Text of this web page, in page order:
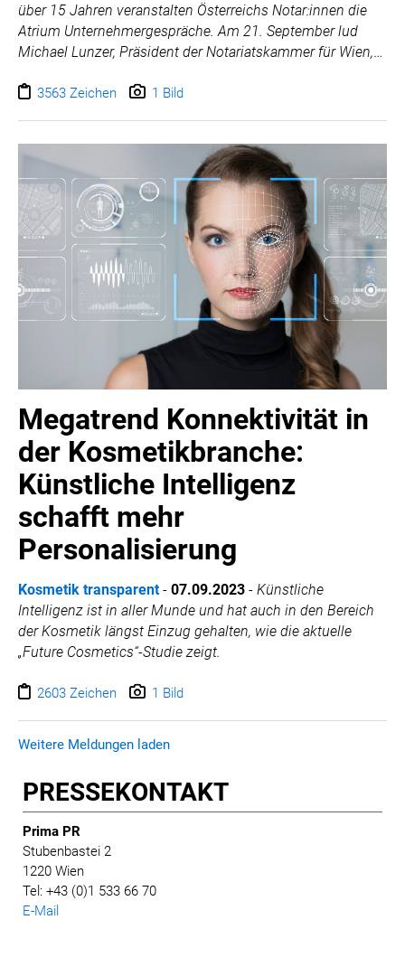
über 15 Jahren veranstalten Österreichs Notar:innen die
Atrium Unternehmergespräche. Am 21. September lud
Michael Lunzer, Präsident der Notariatskammer für Wien,
Scheiblhofer in Andau. Das Thema der Veranstaltung mit
Unternehmensgründung bis zur Übergabe.
3563 Zeichen 1 Bild
Megatrend Konnektivität in
der Kosmetikbranche:
Künstliche Intelligenz
schafft mehr
Personalisierung
Kosmetik transparent- 07.09.2023 - Künstliche
Intelligenz ist in aller Munde und hat auch in den Bereich
der Kosmetik längst Einzug gehalten, wie die aktuelle
„Future Cosmetics“-Studie zeigt.
2603 Zeichen 1 Bild
Weitere Meldungen laden
PRESSE­KONTAKT
Prima PR
Stubenbastei 2
1220 Wien
Tel: +43 (0)1 533 66 70
E-Mail